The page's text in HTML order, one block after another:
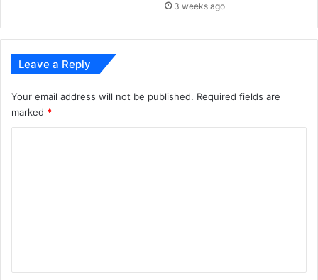
3 weeks ago
Leave a Reply
Your email address will not be published. Required fields are
marked *